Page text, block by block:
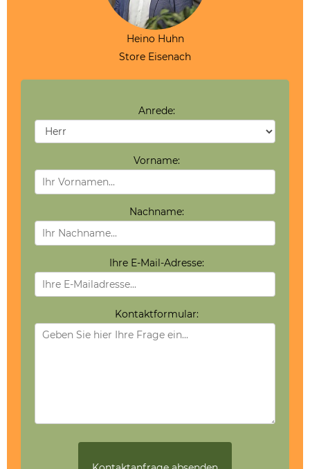
Heino Huhn
Store Eisenach
Anrede:
Vorname:
Nachname:
Ihre E-Mail-Adresse:
Kontaktformular: